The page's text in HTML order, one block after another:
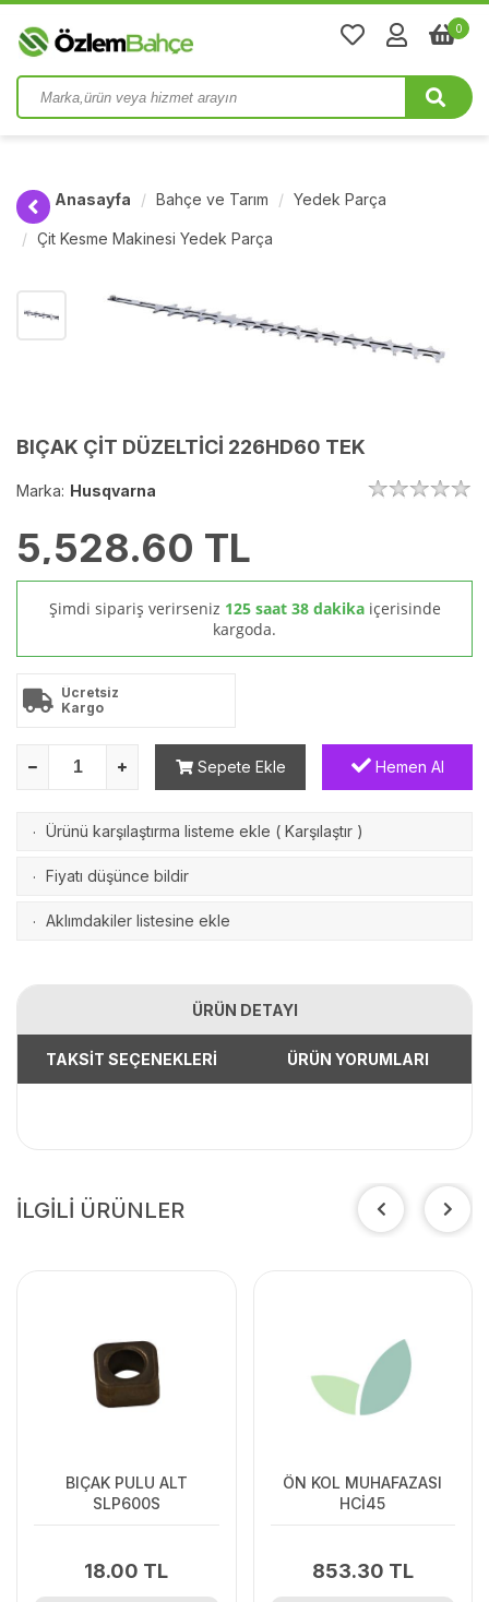
0
Anasayfa Bahçe ve Tarım Yedek Parça
Çit Kesme Makinesi Yedek Parça
BIÇAK ÇİT DÜZELTİCİ 226HD60 TEK
Marka: Husqvarna
5,528.60 TL
Şimdi sipariş verirseniz 125 saat 38 dakika içerisinde
kargoda.
Ücretsiz
Kargo
Sepete Ekle Hemen Al
· Ürünü karşılaştırma listeme ekle ( Karşılaştır )
· Fiyatı düşünce bildir
· Aklımdakiler listesine ekle
ÜRÜN DETAYI
TAKSİT SEÇENEKLERİ ÜRÜN YORUMLARI
İLGİLİ ÜRÜNLER
BIÇAK PULU ALT
SLP600S
18.00 TL
ÖN KOL MUHAFAZASI
HCİ45
853.30 TL